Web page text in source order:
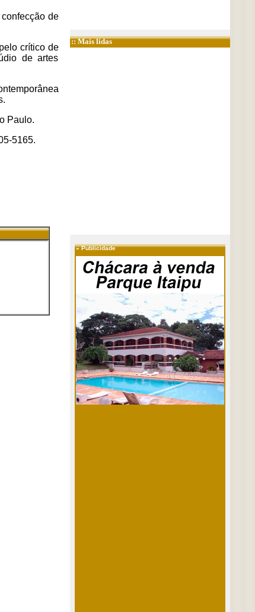
de
crítico de
de artes
Paulo.
5165.
:: Mais lidas
»Publicidade